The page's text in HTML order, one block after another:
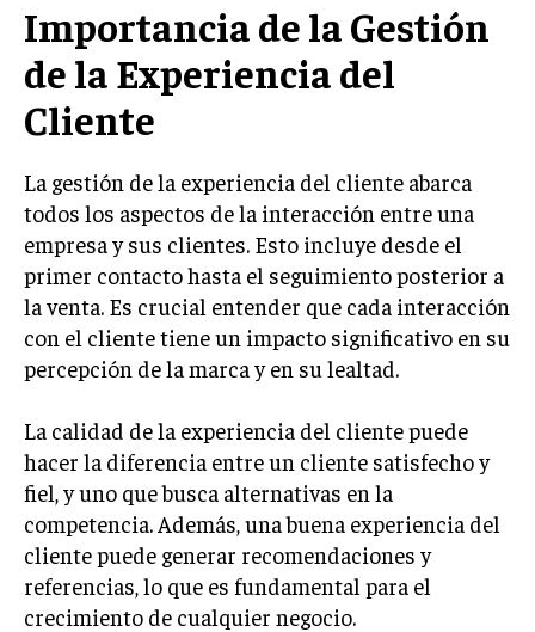
AGENCIAS DE POSICIONAMIENTO WEB SEO
VENTA DE ENLACES
MARKETING DIGITAL
VENTAS Y PERSUASIÓN
GESTIÓN DE PRODUCTOS
COMUNICACIÓN CORPORATIVA
GESTIÓN DE MARCA
INVESTIGACIÓN DE MERCADO
ANÁLISIS DE COMPETENCIA
EMPRENDIMIENTO
INNOVACIÓN EMPRESARIAL
GESTIÓN DEL CAMBIO
Importancia de la Gestión
de la Experiencia del
Cliente
La gestión de la experiencia del cliente abarca
todos los aspectos de la interacción entre una
empresa y sus clientes. Esto incluye desde el
primer contacto hasta el seguimiento posterior a
la venta. Es crucial entender que cada interacción
con el cliente tiene un impacto significativo en su
percepción de la marca y en su lealtad.
La calidad de la experiencia del cliente puede
hacer la diferencia entre un cliente satisfecho y
fiel, y uno que busca alternativas en la
competencia. Además, una buena experiencia del
cliente puede generar recomendaciones y
referencias, lo que es fundamental para el
crecimiento de cualquier negocio.